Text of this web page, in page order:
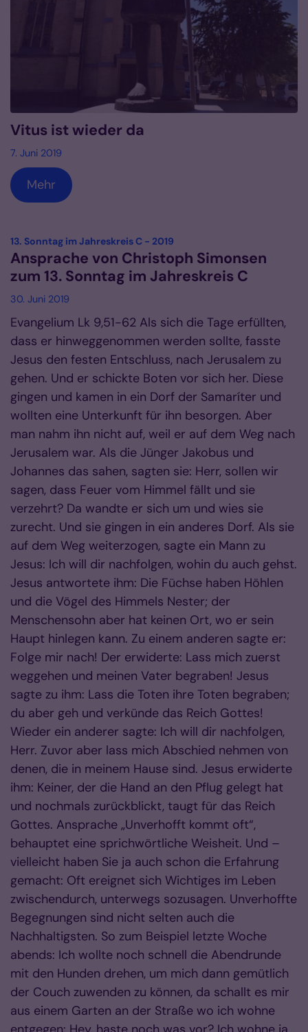
Vitus ist wieder da
7. Juni 2019
Mehr
13. Sonntag im Jahreskreis C - 2019
Ansprache von Christoph Simonsen
zum 13. Sonntag im Jahreskreis C
30. Juni 2019
Evangelium Lk 9,51-62 Als sich die Tage erfüllten,
dass er hinweggenommen werden sollte, fasste
Jesus den festen Entschluss, nach Jerusalem zu
gehen. Und er schickte Boten vor sich her. Diese
gingen und kamen in ein Dorf der Samaríter und
wollten eine Unterkunft für ihn besorgen. Aber
man nahm ihn nicht auf, weil er auf dem Weg nach
Jerusalem war. Als die Jünger Jakobus und
Johannes das sahen, sagten sie: Herr, sollen wir
sagen, dass Feuer vom Himmel fällt und sie
verzehrt? Da wandte er sich um und wies sie
zurecht. Und sie gingen in ein anderes Dorf. Als sie
auf dem Weg weiterzogen, sagte ein Mann zu
Jesus: Ich will dir nachfolgen, wohin du auch gehst.
Jesus antwortete ihm: Die Füchse haben Höhlen
und die Vögel des Himmels Nester; der
Menschensohn aber hat keinen Ort, wo er sein
Haupt hinlegen kann. Zu einem anderen sagte er:
Folge mir nach! Der erwiderte: Lass mich zuerst
weggehen und meinen Vater begraben! Jesus
sagte zu ihm: Lass die Toten ihre Toten begraben;
du aber geh und verkünde das Reich Gottes!
Wieder ein anderer sagte: Ich will dir nachfolgen,
Herr. Zuvor aber lass mich Abschied nehmen von
denen, die in meinem Hause sind. Jesus erwiderte
ihm: Keiner, der die Hand an den Pflug gelegt hat
und nochmals zurückblickt, taugt für das Reich
Gottes. Ansprache „Unverhofft kommt oft“,
behauptet eine sprichwörtliche Weisheit. Und –
vielleicht haben Sie ja auch schon die Erfahrung
gemacht: Oft ereignet sich Wichtiges im Leben
zwischendurch, unterwegs sozusagen. Unverhoffte
Begegnungen sind nicht selten auch die
Nachhaltigsten. So zum Beispiel letzte Woche
abends: Ich wollte noch schnell die Abendrunde
mit den Hunden drehen, um mich dann gemütlich
der Couch zuwenden zu können, da schallt es mir
aus einem Garten an der Straße wo ich wohne